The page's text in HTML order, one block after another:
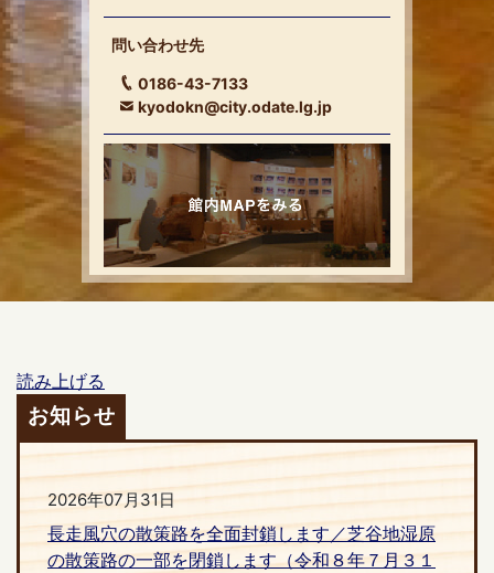
問い合わせ先
0186-43-7133
kyodokn@city.odate.lg.jp
読み上げる
お知らせ
2026年07月31日
長走風穴の散策路を全面封鎖します／芝谷地湿原
の散策路の一部を閉鎖します（令和８年７月３１